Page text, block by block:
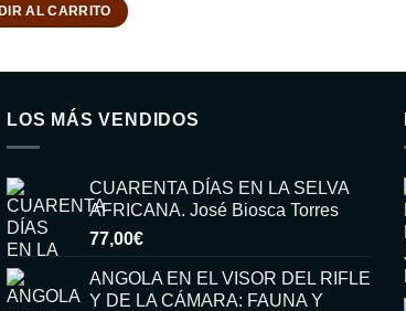
AL CARRITO
LOS MÁS VENDIDOS
CUARENTA DÍAS EN LA SELVA
AFRICANA. José Biosca Torres
77,00€
ANGOLA EN EL VISOR DEL RIFLE
Y DE LA CÁMARA: FAUNA Y